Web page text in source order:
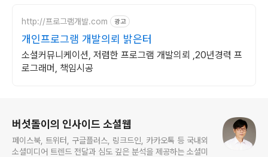
http://프로그램개발.com 광고
개인프로그램 개발의뢰 밝은터
소셜커뮤니케이션, 저렴한 프로그램 개발의뢰 ,20년경력 프
로그래머, 책임시공
버섯돌이의 인사이드 소셜웹
페이스북, 트위터, 구글플러스, 링크드인, 카카오톡 등 국내외
소셜미디어 트렌드 전달과 심도 깊은 분석을 제공하는 소셜미